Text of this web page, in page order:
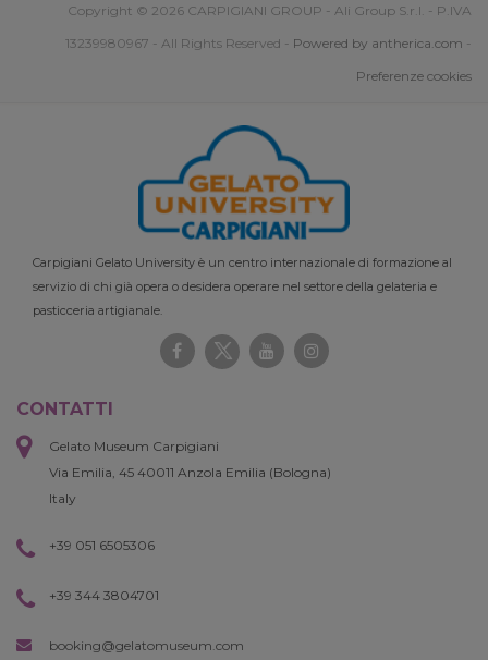
Copyright © 2026 CARPIGIANI GROUP - Ali Group S.r.l. - P.IVA
13239980967 - All Rights Reserved - Powered by antherica.com -
Preferenze cookies
Carpigiani Gelato University è un centro internazionale di formazione al
servizio di chi già opera o desidera operare nel settore della gelateria e
pasticceria artigianale.
CONTATTI
Gelato Museum Carpigiani
Via Emilia, 45 40011 Anzola Emilia (Bologna)
Italy
+39 051 6505306
+39 344 3804701
booking@gelatomuseum.com